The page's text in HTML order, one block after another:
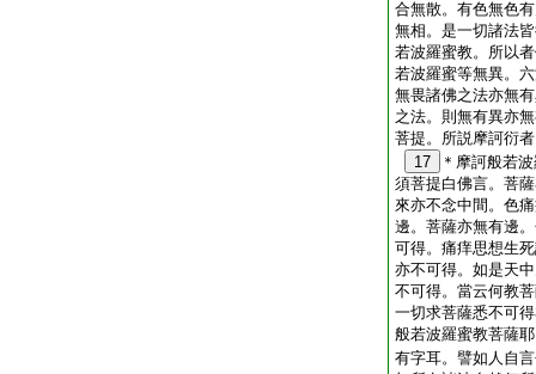
合無散。有色無色
無相。是一切諸法
若波羅蜜教。所以
若波羅蜜等無異。
無畏諸佛之法亦無
之法。則無有異亦
菩提。所説摩訶衍
17
＊摩訶般若
須菩提白佛言。菩
來亦不念中間。色
邊。菩薩亦無有邊
可得。痛痒思想生
亦不可得。如是天
不可得。當云何教
一切求菩薩悉不可
般若波羅蜜教菩薩
有字耳。譬如人自